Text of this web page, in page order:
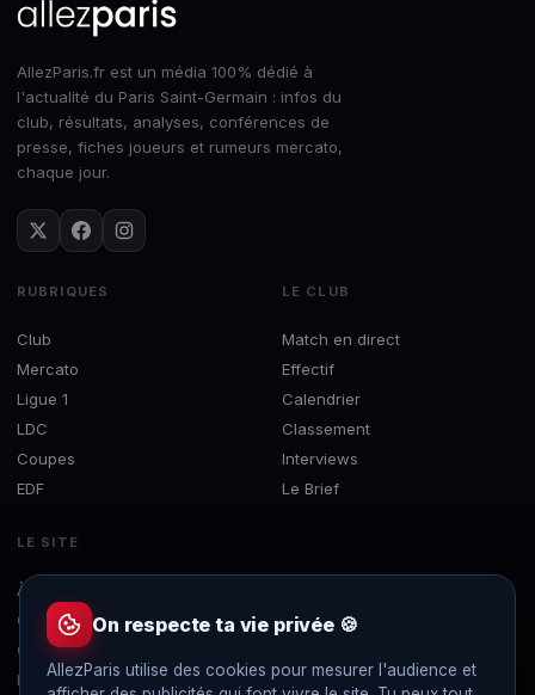
AllezParis.fr est un média 100% dédié à
l'actualité du Paris Saint-Germain : infos du
club, résultats, analyses, conférences de
presse, fiches joueurs et rumeurs mercato,
chaque jour.
RUBRIQUES
Club
Mercato
Ligue 1
LDC
Coupes
EDF
LE CLUB
Match en direct
Effectif
Calendrier
Classement
Interviews
Le Brief
LE SITE
À propos
Concours
Contact
Mentions légales
On respecte ta vie privée 🍪
AllezParis utilise des cookies pour mesurer l'audience et